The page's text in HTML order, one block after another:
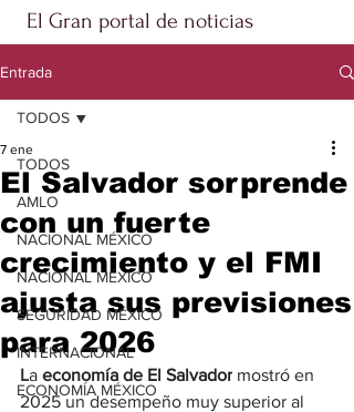
El Gran portal de noticias
Entrada
TODOS
AMLO
NACIONAL MÉXICO
NACIONAL MÉXICO
SEGURIDAD MÉXICO
INTERNACIONAL
ECONOMÍA MÉXICO
TODOS
El Salvador sorprende
con un fuerte
crecimiento y el FMI
ajusta sus previsiones
para 2026
7 ene
La economía de El Salvador mostró en
2025 un desempeño muy superior al